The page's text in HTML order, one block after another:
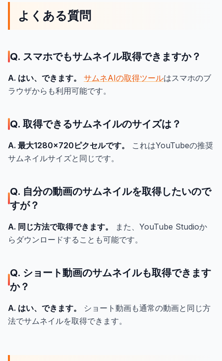
よくある質問
Q. スマホでもサムネイル取得できますか？
A. はい、できます。 サムネAIの取得ツールはスマホのブ
ラウザからも利用可能です。
Q. 取得できるサムネイルのサイズは？
A. 最大1280×720ピクセルです。
これはYouTubeの推奨
サムネイルサイズと同じです。
Q. 自分の動画のサムネイルを取得したいので
すが？
A. 同じ方法で取得できます。
また、YouTube Studioか
らダウンロードすることも可能です。
Q. ショート動画のサムネイルも取得できます
か？
A. はい、できます。
ショート動画も通常の動画と同じ方
法でサムネイルを取得できます。